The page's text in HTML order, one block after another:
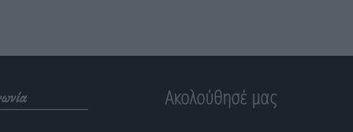
Ακολούθησέ μας